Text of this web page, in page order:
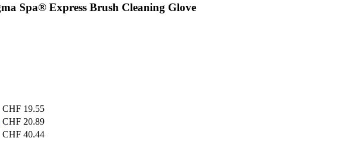
Spa® Express Brush Cleaning Glove
CHF 19.55
CHF 20.89
CHF 40.44